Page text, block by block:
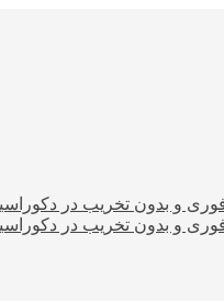
و بدون تخریب در
و بدون تخریب در